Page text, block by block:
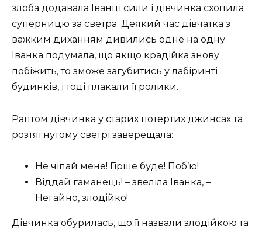
злоба додавала Іванці сили і дівчинка схопила
суперницю за светра. Деякий час дівчатка з
важким диханням дивились одне на одну.
Іванка подумала, що якщо крадійка знову
побіжить, то зможе загубитись у лабіринті
будинків, і тоді плакали її ролики.
Раптом дівчинка у старих потертих джинсах та
розтягнутому светрі заверещала:
Не чіпай мене! Гірше буде! Поб’ю!
Віддай гаманець! – звеліла Іванка, –
Негайно, злодійко!
Дівчинка обурилась, що її назвали злодійкою та